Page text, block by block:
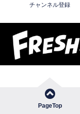
チャンネル登録
PageTop